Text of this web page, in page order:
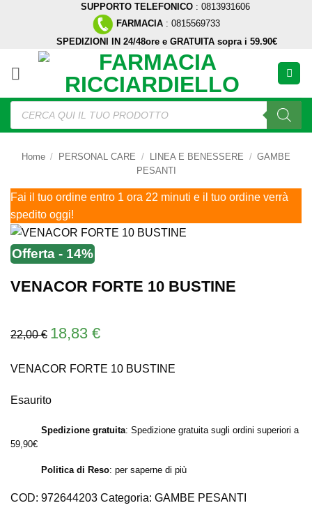
SUPPORTO TELEFONICO : 0813931606
FARMACIA : 0815569733
SPEDIZIONI IN 24/48ore e GRATUITA sopra i 59.90€
Ricerca
prodotti
Home / PERSONAL CARE / LINEA E BENESSERE / GAMBE
PESANTI
Fai il tuo ordine entro 1 ora 22 minuti e il tuo ordine verrà
spedito oggi!
Offerta - 14%
VENACOR FORTE 10 BUSTINE
22,00€ Il
originale
22,00 €.
18,83 €Il
attuale
VENACOR FORTE 10 BUSTINE
Esaurito
Spedizione gratuita: Spedizione gratuita sugli ordini superiori a
59,90€
Politica di Reso: per saperne di più
COD: 972644203 Categoria: GAMBE PESANTI